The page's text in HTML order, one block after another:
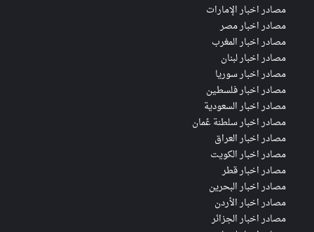
مصادر اخبار الإمارات
مصادر اخبار مصر
مصادر اخبار المغرب
مصادر اخبار لبنان
مصادر اخبار سوريا
مصادر اخبار فلسطين
مصادر اخبار السعودية
مصادر اخبار سلطنة عُمان
مصادر اخبار العراق
مصادر اخبار الكويت
مصادر اخبار قطر
مصادر اخبار البحرين
مصادر اخبار الأردن
مصادر اخبار الجزائر